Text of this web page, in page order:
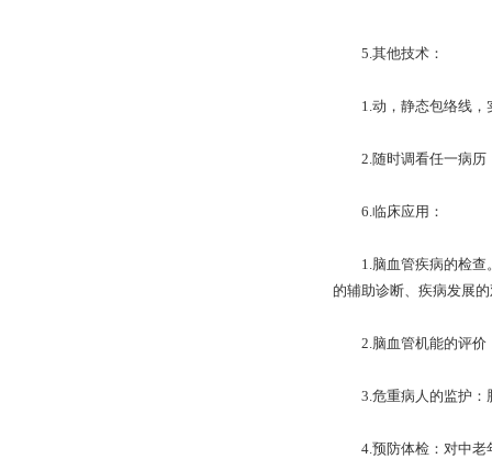
5.其他技术：
1.动，静态包络线，
2.随时调看任一病历
6.临床应用：
1.脑血管疾病的检查。
的辅助诊断、疾病发展
2.脑血管机能的评价：
3.危重病人的监护：
4.预防体检：对中老年